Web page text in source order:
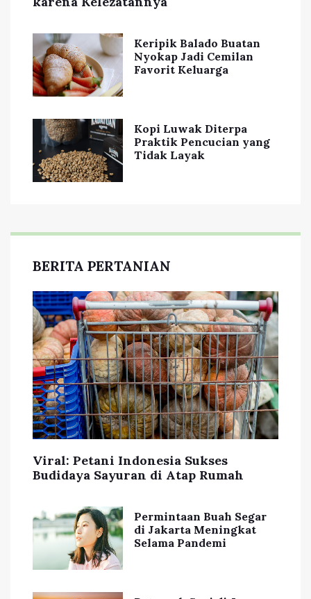
Keripik Balado Buatan
Nyokap Jadi Cemilan
Favorit Keluarga
Kopi Luwak Diterpa
Praktik Pencucian yang
Tidak Layak
BERITA PERTANIAN
Viral: Petani Indonesia Sukses
Budidaya Sayuran di Atap Rumah
Permintaan Buah Segar
di Jakarta Meningkat
Selama Pandemi